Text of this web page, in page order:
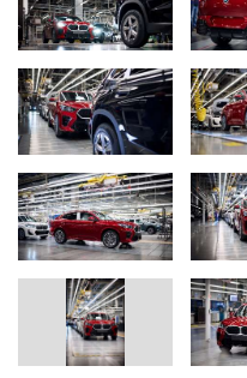
„Важен лост в това
Ебнер. Примери за това са
интелект при
повърхности в
качеството в монтажа на
базирана система за
автомобили напускат
и се придвижват без